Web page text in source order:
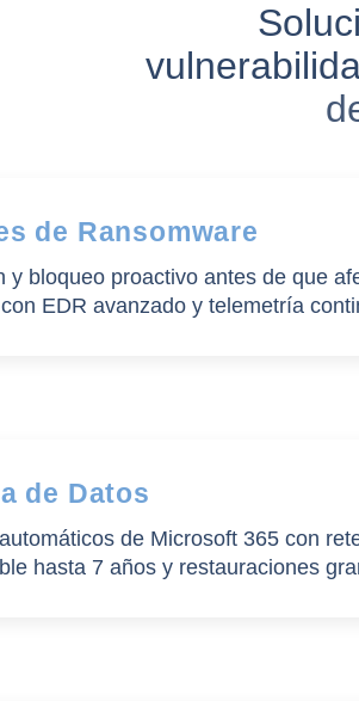
de Ransomware
y bloqueo proactivo antes de que
EDR avanzado y telemetría
de Datos
de Microsoft 365 con
hasta 7 años y restauraciones